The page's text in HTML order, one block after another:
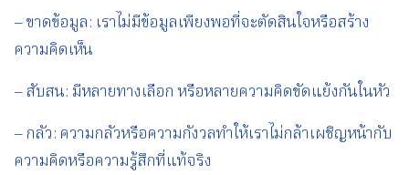
– ขาดข้อมูล: เราไม่มีข้อมูลเพียงพอที่จะตัดสินใจหรือสร้าง
ความคิดเห็น
– สับสน: มีหลายทางเลือก หรือหลายความคิดขัดแย้งกันในหัว
– กลัว: ความกลัวหรือความกังวลทำให้เราไม่กล้าเผชิญหน้ากับ
ความคิดหรือความรู้สึกที่แท้จริง